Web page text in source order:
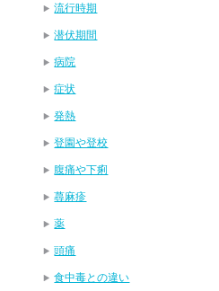
流行時期
潜伏期間
病院
症状
発熱
登園や登校
腹痛や下痢
蕁麻疹
薬
頭痛
食中毒との違い